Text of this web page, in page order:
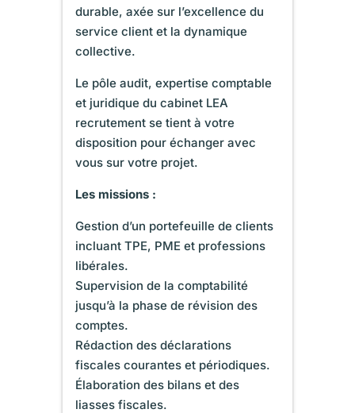
durable, axée sur l’excellence du
service client et la dynamique
collective.
Le pôle audit, expertise comptable
et juridique du cabinet LEA
recrutement se tient à votre
disposition pour échanger avec
vous sur votre projet.
Les missions :
Gestion d’un portefeuille de clients
incluant TPE, PME et professions
libérales.
Supervision de la comptabilité
jusqu’à la phase de révision des
comptes.
Rédaction des déclarations
fiscales courantes et périodiques.
Élaboration des bilans et des
liasses fiscales.